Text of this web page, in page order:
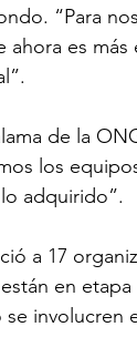
“Para
es más
de la
los
adquirido”.
a 17
en
involucren